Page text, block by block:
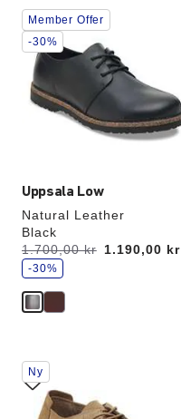
Uppsala Low
Natural Leather
Black
Förr:
1.700,00 kr
får
du
1.190,00 kr
s
p
a
r
a
-30%
Interaktion
med
provfärger
kommer
uppdatera
produktbilden
Member Offer
-30%
Interaktion
med
provfärger
kommer
Ny